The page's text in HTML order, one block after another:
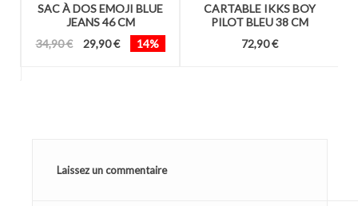
SAC À DOS EMOJI BLUE
JEANS 46 CM
34,90 €
29,90 € 14%
CARTABLE IKKS BOY
PILOT BLEU 38 CM
72,90 €
Laissez un commentaire